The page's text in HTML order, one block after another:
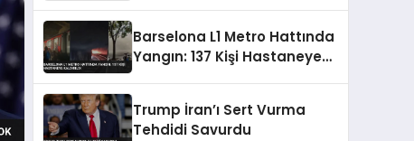
Barselona L1 Metro Hattında
Yangın: 137 Kişi Hastaneye
Trump İran’ı Sert Vurma
Tehdidi Savurdu